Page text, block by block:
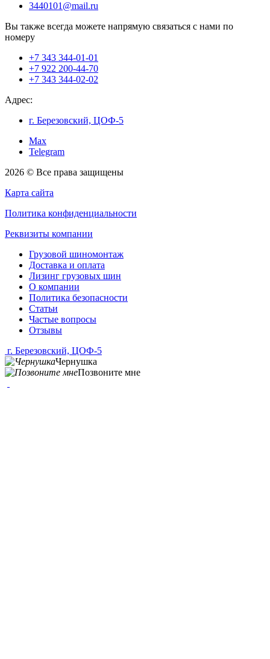
3440101@mail.ru
Вы также всегда можете напрямую связаться с нами по
номеру
+7 343 344-01-01
+7 922 200-44-70
+7 343 344-02-02
Адрес:
г. Березовский, ЦОФ-5
Max
Telegram
2026 © Все права защищены
Карта сайта
Политика конфиденциальности
Реквизиты компании
Грузовой шиномонтаж
Доставка и оплата
Лизинг грузовых шин
О компании
Политика безопасности
Статьи
Частые вопросы
Отзывы
г. Березовский, ЦОФ-5
Чернушка
Позвоните мне